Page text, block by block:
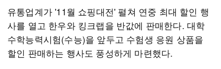
유통업계가 '11월 쇼핑대전' 펼쳐 연중 최대 할인 행
사를 열고 한우와 킹크랩을 반값에 판매한다. 대학
수학능력시험(수능)을 앞두고 수험생 응원 상품을
할인 판매하는 행사도 풍성하게 마련했다.